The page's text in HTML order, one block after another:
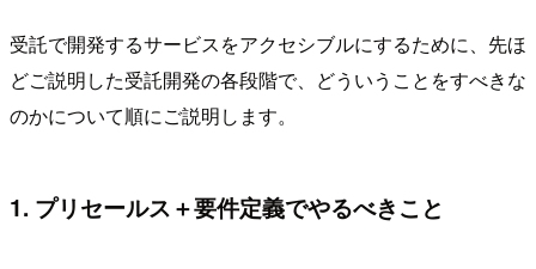
受託で開発するサービスをアクセシブルにするために、先ほ
どご説明した受託開発の各段階で、どういうことをすべきな
のかについて順にご説明します。
1. プリセールス＋要件定義でやるべきこと